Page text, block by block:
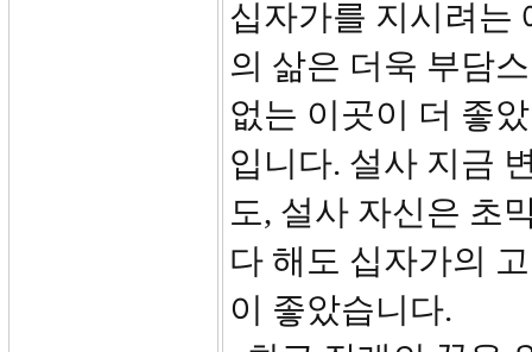
십자가를 지시려는
의 삶은 더욱 부담
없는 이곳이 더 좋
입니다. 설사 지금
도, 설사 자신은 초
다 해도 십자가의
이 좋았습니다.